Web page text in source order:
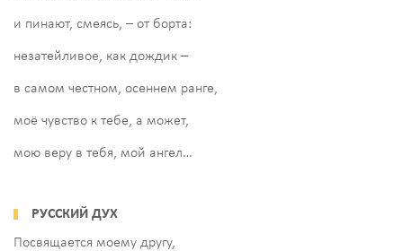
и пинают, смеясь, – от борта:
незатейливое, как дождик –
в самом честном, осеннем ранге,
моё чувство к тебе, а может,
мою веру в тебя, мой ангел…
РУССКИЙ ДУХ
Посвящается моему другу,